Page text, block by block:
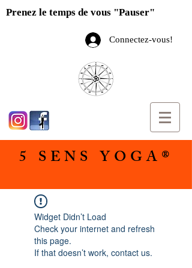
Prenez le temps de vous "Pauser"
Connectez-vous!
5 SENS YOGA®
Widget Didn’t Load
Check your internet and refresh
this page.
If that doesn’t work, contact us.